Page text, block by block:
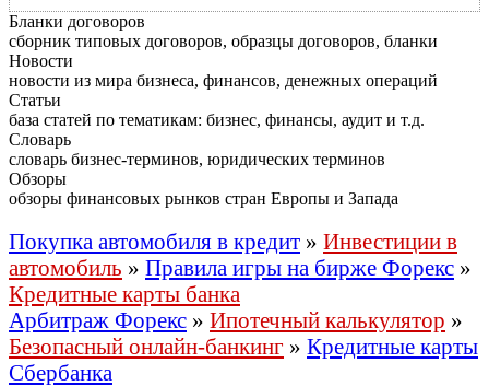
Бланки договоров
сборник типовых договоров, образцы договоров, бланки
Новости
новости из мира бизнеса, финансов, денежных операций
Статьи
база статей по тематикам: бизнес, финансы, аудит и т.д.
Словарь
словарь бизнес-терминов, юридических терминов
Обзоры
обзоры финансовых рынков стран Европы и Запада
Покупка автомобиля в кредит » Инвестиции в
автомобиль » Правила игры на бирже Форекс »
Кредитные карты банка
Арбитраж Форекс » Ипотечный калькулятор »
Безопасный онлайн-банкинг » Кредитные карты
Сбербанка